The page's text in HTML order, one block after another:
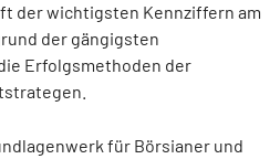
der wichtigsten Kennziffern am
der gängigsten
Erfolgsmethoden der
für Börsianer und